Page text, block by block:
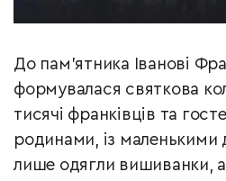
До пам’ятника Іванові
формувалася святкова
тисячі франківців та
родинами, із маленькими
лише одягли вишиванки,